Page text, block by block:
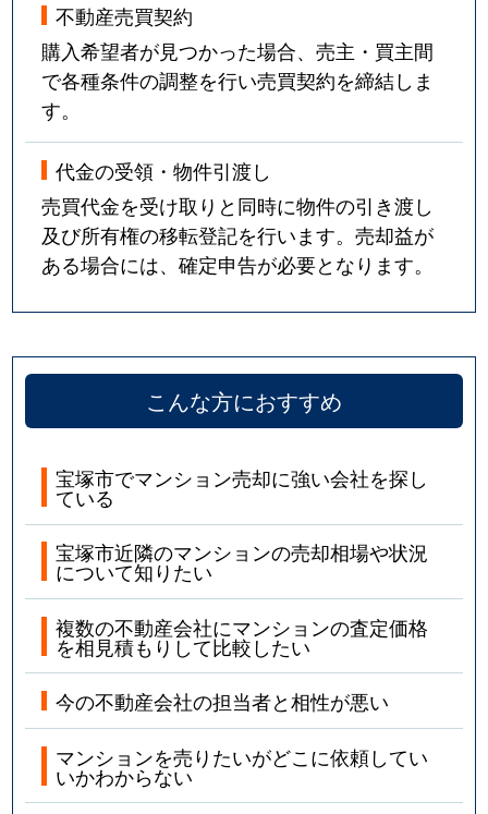
売布
2,600万円
売布
3,600万円 売布神社
徒歩8
売布
2,700万円 売布神社
徒歩6
売布
4,000万円
売布
2,000万円 売布神社
徒歩2
2,900万円 売布神社
山手台東
山手台東
3,800万円 山本(兵庫)
徒歩8
山本台
3,700万円 中山観音
徒歩13
山本台
3,800万円 中山観音
山本中
2,700万円 山本(兵庫)
山本中
3,300万円 山本(兵庫)
徒歩9
不動産売買契約
購入希望者が見つかった場合、売主・買主間
で各種条件の調整を行い売買契約を締結しま
す。
代金の受領・物件引渡し
売買代金を受け取りと同時に物件の引き渡し
及び所有権の移転登記を行います。売却益が
ある場合には、確定申告が必要となります。
こんな方におすすめ
宝塚市でマンション売却に強い会社を探し
ている
宝塚市近隣のマンションの売却相場や状況
について知りたい
複数の不動産会社にマンションの査定価格
を相見積もりして比較したい
今の不動産会社の担当者と相性が悪い
マンションを売りたいがどこに依頼してい
いかわからない